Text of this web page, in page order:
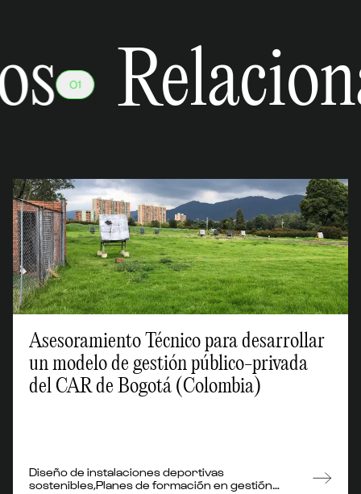
01
Asesoramiento Técnico para desarrollar
un modelo de gestión público-privada
del CAR de Bogotá (Colombia)
Diseño de instalaciones deportivas
sostenibles,Planes de formación en gestión